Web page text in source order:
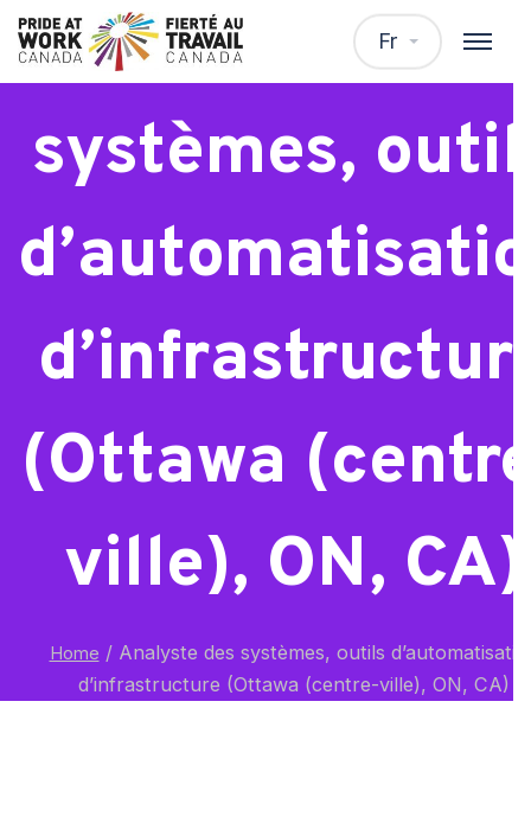
Fr
Analyste des
systèmes,
(Ottawa
ville), ON, CA)
Home /Analyste des systèmes, outils
d’infrastructure (Ottawa (centre-ville), ON, CA)